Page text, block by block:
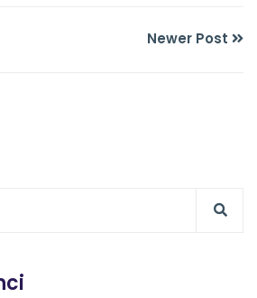
Newer Post